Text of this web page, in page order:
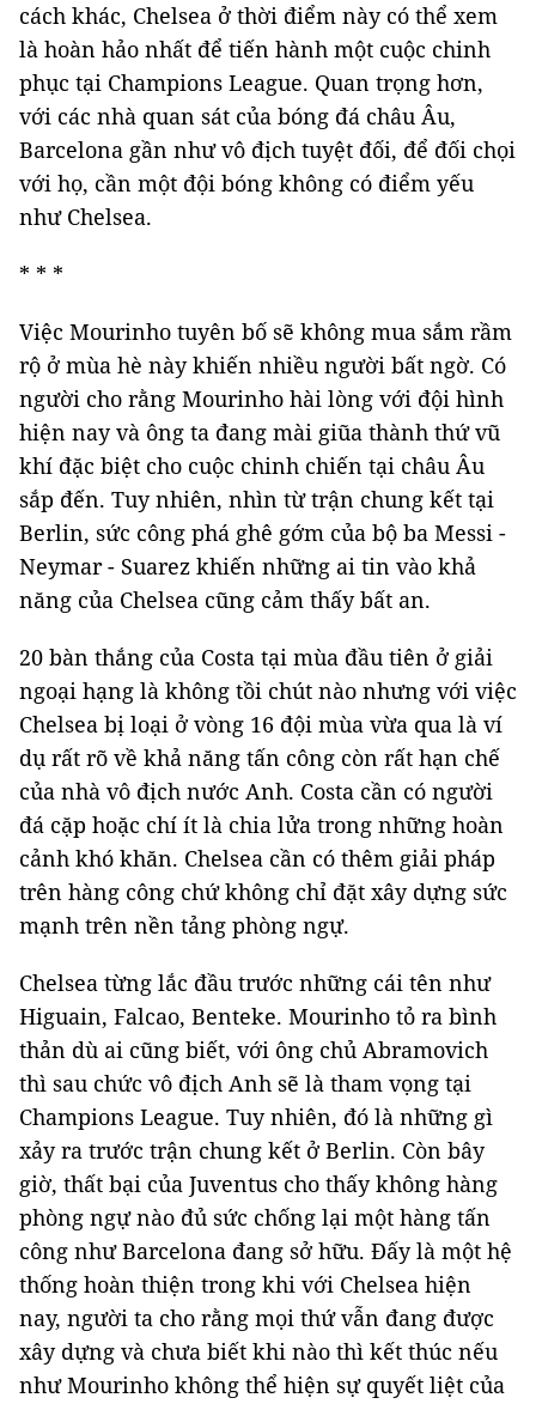
cách khác, Chelsea ở thời điểm này có thể xem
là hoàn hảo nhất để tiến hành một cuộc chinh
phục tại Champions League. Quan trọng hơn,
với các nhà quan sát của bóng đá châu Âu,
Barcelona gần như vô địch tuyệt đối, để đối chọi
với họ, cần một đội bóng không có điểm yếu
như Chelsea.
* * *
Việc Mourinho tuyên bố sẽ không mua sắm rầm
rộ ở mùa hè này khiến nhiều người bất ngờ. Có
người cho rằng Mourinho hài lòng với đội hình
hiện nay và ông ta đang mài giũa thành thứ vũ
khí đặc biệt cho cuộc chinh chiến tại châu Âu
sắp đến. Tuy nhiên, nhìn từ trận chung kết tại
Berlin, sức công phá ghê gớm của bộ ba Messi -
Neymar - Suarez khiến những ai tin vào khả
năng của Chelsea cũng cảm thấy bất an.
20 bàn thắng của Costa tại mùa đầu tiên ở giải
ngoại hạng là không tồi chút nào nhưng với việc
Chelsea bị loại ở vòng 16 đội mùa vừa qua là ví
dụ rất rõ về khả năng tấn công còn rất hạn chế
của nhà vô địch nước Anh. Costa cần có người
đá cặp hoặc chí ít là chia lửa trong những hoàn
cảnh khó khăn. Chelsea cần có thêm giải pháp
trên hàng công chứ không chỉ đặt xây dựng sức
mạnh trên nền tảng phòng ngự.
Chelsea từng lắc đầu trước những cái tên như
Higuain, Falcao, Benteke. Mourinho tỏ ra bình
thản dù ai cũng biết, với ông chủ Abramovich
thì sau chức vô địch Anh sẽ là tham vọng tại
Champions League. Tuy nhiên, đó là những gì
xảy ra trước trận chung kết ở Berlin. Còn bây
giờ, thất bại của Juventus cho thấy không hàng
phòng ngự nào đủ sức chống lại một hàng tấn
công như Barcelona đang sở hữu. Đấy là một hệ
thống hoàn thiện trong khi với Chelsea hiện
nay, người ta cho rằng mọi thứ vẫn đang được
xây dựng và chưa biết khi nào thì kết thúc nếu
như Mourinho không thể hiện sự quyết liệt của